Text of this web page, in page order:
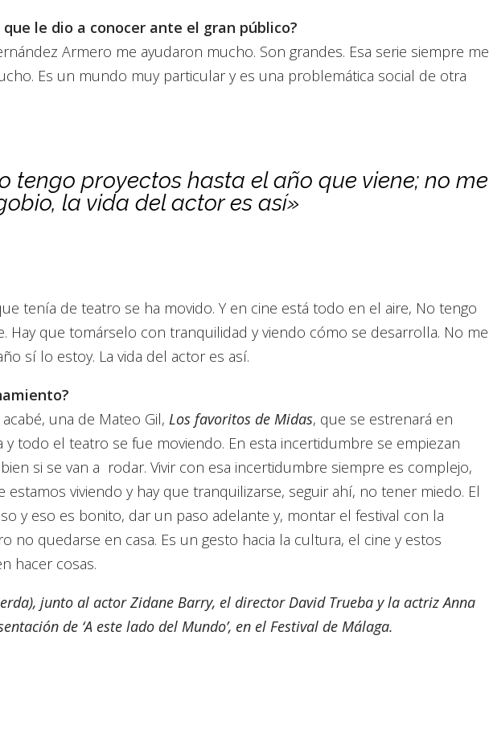
que le dio a conocer ante el gran público?
Armero me ayudaron mucho. Son grandes. Esa serie siempre me
Es un mundo muy particular y es una problemática social de otra
tengo proyectos hasta el año que viene; no me
la vida del actor es así»
tenía de teatro se ha movido. Y en cine está todo en el aire, No tengo
Hay que tomárselo con tranquilidad y viendo cómo se desarrolla. No me
sí lo estoy. La vida del actor es así.
una de Mateo Gil, Los favoritos de Midas, que se estrenará en
y todo el teatro se fue moviendo. En esta incertidumbre se empiezan
si se van a rodar. Vivir con esa incertidumbre siempre es complejo,
viviendo y hay que tranquilizarse, seguir ahí, no tener miedo. El
y eso es bonito, dar un paso adelante y, montar el festival con la
no quedarse en casa. Es un gesto hacia la cultura, el cine y estos
hacer cosas.
junto al actor Zidane Barry, el director David Trueba y la actriz Anna
de ‘A este lado del Mundo’, en el Festival de Málaga.